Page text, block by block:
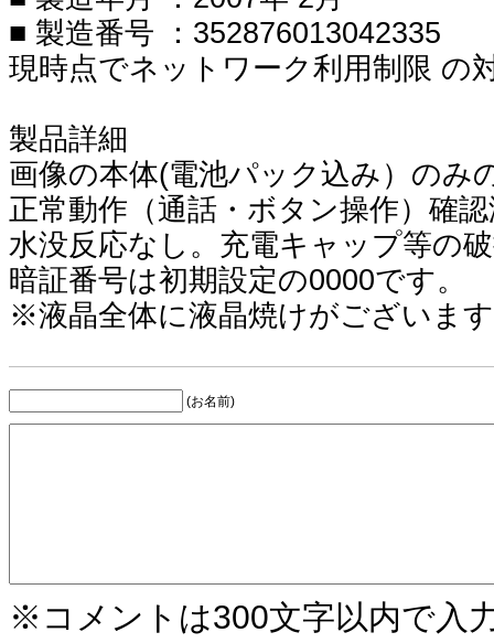
■ 製造番号 ：352876013042335
現時点でネットワーク利用制限 の
製品詳細
画像の本体(電池パック込み）のみ
正常動作（通話・ボタン操作）確
水没反応なし。充電キャップ等の
暗証番号は初期設定の0000です。
※液晶全体に液晶焼けがございま
(お名前)
※コメントは300文字以内で入